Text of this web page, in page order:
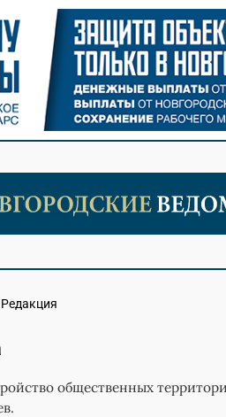
Редакция
общественных